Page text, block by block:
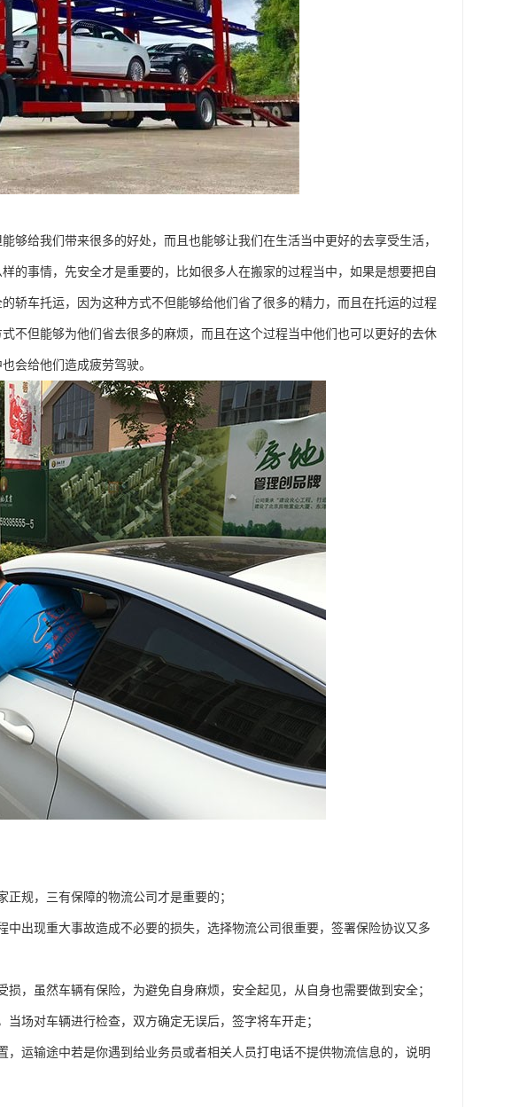
够给我们带来很多的好处，而且也能够让我们在生活当中更好的去享受生活，
的事情，先安全才是重要的，比如很多人在搬家的过程当中，如果是想要把自
轿车托运，因为这种方式不但能够给他们省了很多的精力，而且在托运的过程
不但能够为他们省去很多的麻烦，而且在这个过程当中他们也可以更好的去休
会给他们造成疲劳驾驶。
规，三有保障的物流公司才是重要的；
出现重大事故造成不必要的损失，选择物流公司很重要，签署保险协议又多
，虽然车辆有保险，为避免自身麻烦，安全起见，从自身也需要做到安全；
场对车辆进行检查，双方确定无误后，签字将车开走；
运输途中若是你遇到给业务员或者相关人员打电话不提供物流信息的，说明